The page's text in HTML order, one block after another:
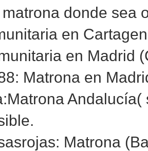
donde sea
en
en Madrid
Matrona en
Matrona